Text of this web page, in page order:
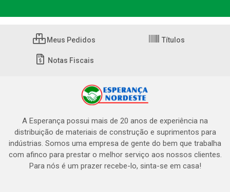
Meus Pedidos Títulos
Notas Fiscais
A Esperança possui mais de 20 anos de experiência na
distribuição de materiais de construção e suprimentos para
indústrias. Somos uma empresa de gente do bem que trabalha
com afinco para prestar o melhor serviço aos nossos clientes.
Para nós é um prazer recebe-lo, sinta-se em casa!